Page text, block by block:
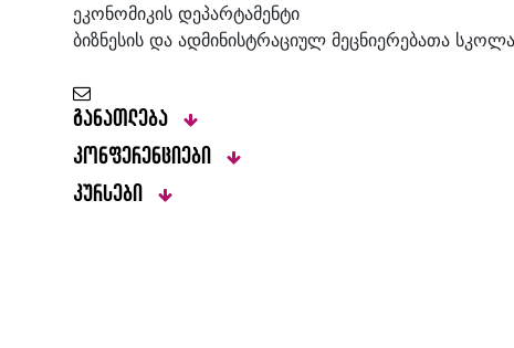
ეკონომიკის დეპარტამენტი
ბიზნესის და ადმინისტრაციულ მეცნიერებათა სკოლა
განათლება
კონფერენციები
კურსები